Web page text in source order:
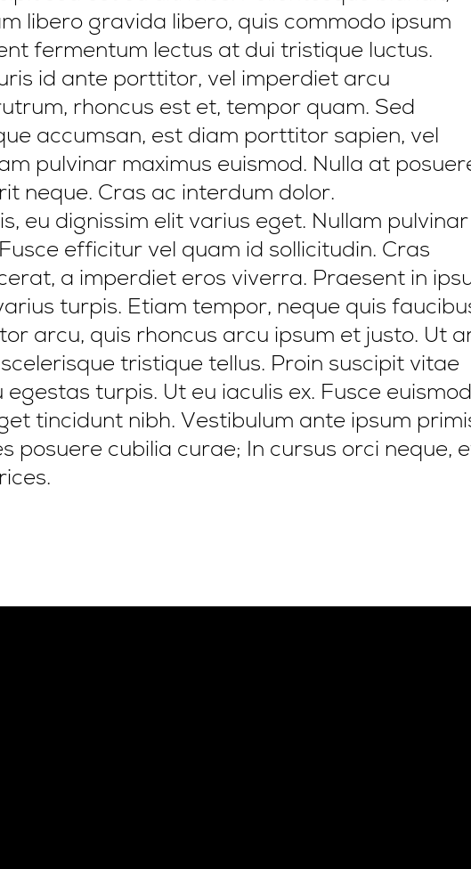
libero gravida libero, quis commodo ipsum
fermentum lectus at dui tristique luctus.
id ante porttitor, vel imperdiet arcu
rhoncus est et, tempor quam. Sed
accumsan, est diam porttitor sapien, vel
pulvinar maximus euismod. Nulla at
neque. Cras ac interdum dolor.
eu dignissim elit varius eget. Nullam pulvinar
efficitur vel quam id sollicitudin. Cras
a imperdiet eros viverra. Praesent in
turpis. Etiam tempor, neque quis
arcu, quis rhoncus arcu ipsum et justo. Ut
tristique tellus. Proin suscipit vitae
turpis. Ut eu iaculis ex. Fusce euismod
tincidunt nibh. Vestibulum ante ipsum
posuere cubilia curae; In cursus orci neque,